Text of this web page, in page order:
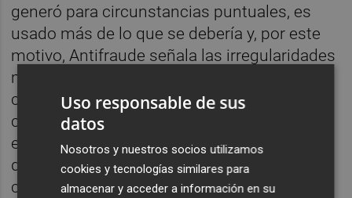
generó para circunstancias puntuales, es
usado más de lo que se debería y, por este
motivo, Antifraude señala las irregularidades
más destacadas. Entre ellas se encuentra la
contratación verbal, es decir, facturas sin
contrato que las soporte. También
encadenar contratos menores y otros tipos
de fraccionamiento ilícito del objeto del
contrato o las modificaciones de contratos
Uso responsable de sus
datos
Nosotros y nuestros socios utilizamos
cookies y tecnologías similares para
almacenar y acceder a información en su